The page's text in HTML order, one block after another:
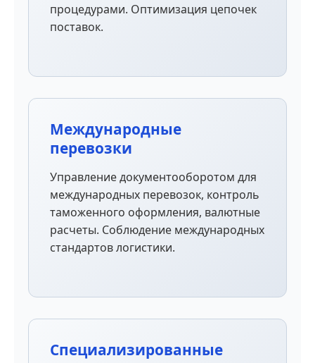
процедурами. Оптимизация цепочек
поставок.
Международные
перевозки
Управление документооборотом для
международных перевозок, контроль
таможенного оформления, валютные
расчеты. Соблюдение международных
стандартов логистики.
Специализированные